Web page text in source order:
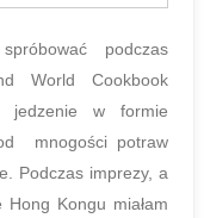
podczas
World Cookbook
jedzenie w formie
mnogości potraw
Podczas imprezy, a
Kongu miałam